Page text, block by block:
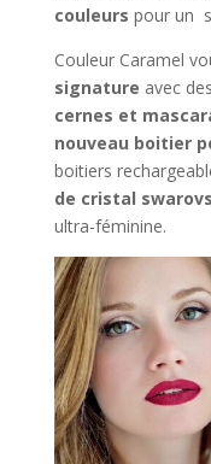
couleurs pour un
Couleur Caramel
signature avec des
cernes et
nouveau boitier
boitiers
de cristal
ultra-féminine.